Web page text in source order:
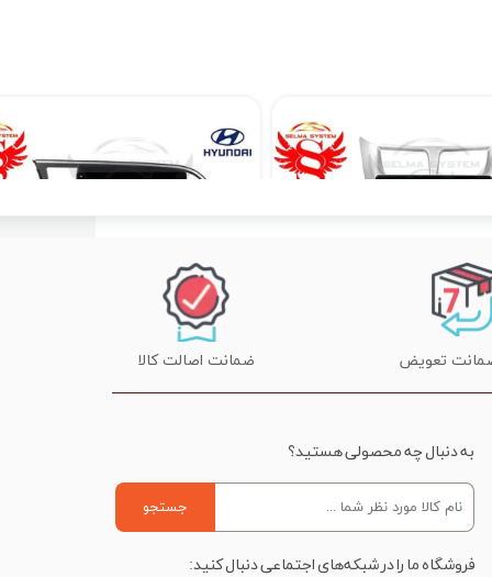
۱۴,۹۰۰,۰۰۰ تومان
مانیتور اندروید فابریک اینفینیتی هیوندای اکسنت مدل TP1
۱۲,۹۰۰,۰۰۰ تومان
ضمانت اصالت کالا
به دنبال چه محصولی هستید؟
جستجو
فروشگاه ما را در شبکه‌های اجتماعی دنبال کنید: